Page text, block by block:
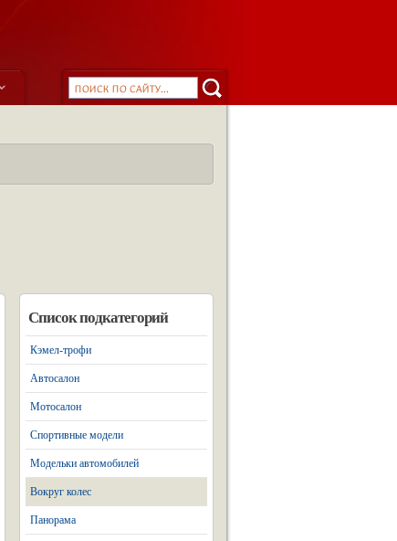
Список подкатегорий
Кэмел-трофи
Автосалон
Мотосалон
Спортивные модели
Модельки автомобилей
Вокруг колес
Панорама